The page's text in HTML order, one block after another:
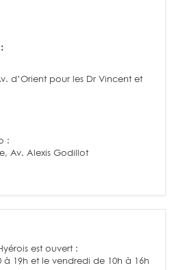
d’Orient pour les Dr Vincent et
:
Av. Alexis Godillot
est ouvert :
19h et le vendredi de 10h à 16h